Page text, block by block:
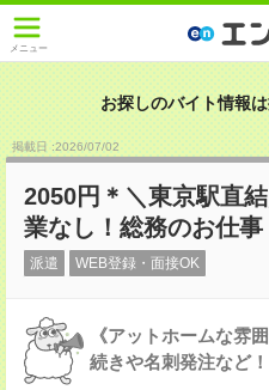
メニュー
お探しのバイト情報
掲載日 :2026/07/02
2050円＊＼東京駅直
業なし！総務のお仕事
派遣 WEB登録・面接OK
《アットホームな雰
続きや名刺発注など！